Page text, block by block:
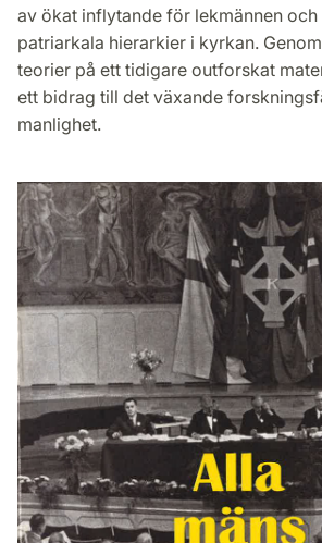
av ökat inflytande för lekmännen
patriarkala hierarkier i kyrkan.
teorier på ett tidigare outforskat
ett bidrag till det växande
manlighet.